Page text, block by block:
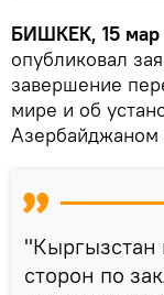
БИШКЕК, 15
опубликовал
завершение
мире и об
"Кыргызстан
сторон по